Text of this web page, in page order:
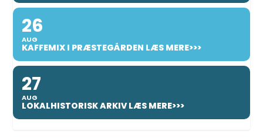
26
AUG
KAFFEMIX I PRÆSTEGÅRDEN LÆS MERE>>>
27
AUG
LOKALHISTORISK ARKIV LÆS MERE>>>